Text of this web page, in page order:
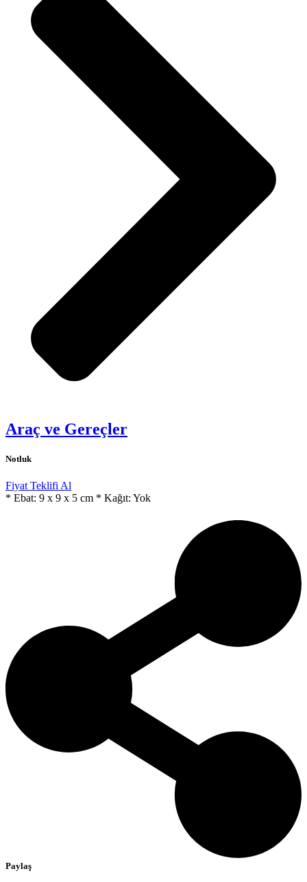
Araç ve Gereçler
Notluk
Fiyat Teklifi Al
* Ebat: 9 x 9 x 5 cm * Kağıt: Yok
Paylaş